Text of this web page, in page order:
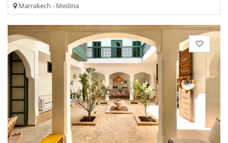
Marrakech - Medina